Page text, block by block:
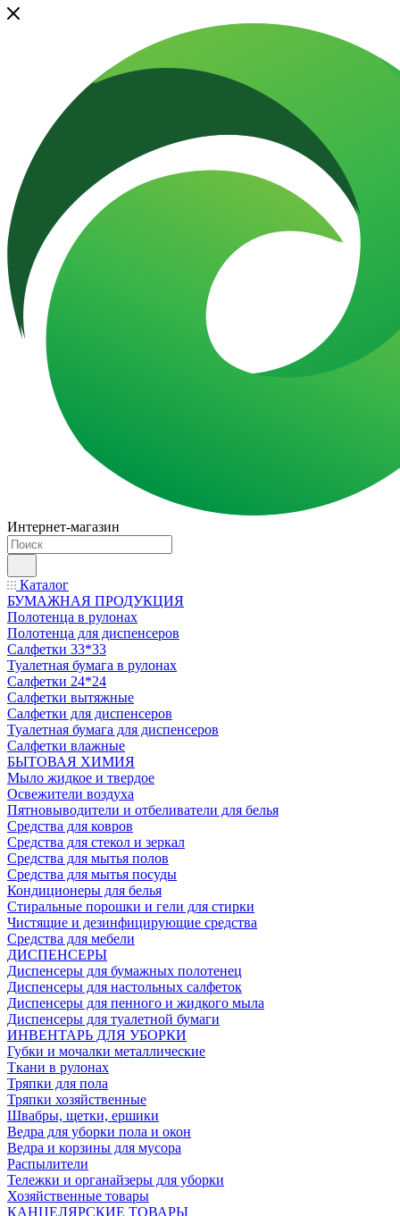
Интернет-магазин
Каталог
БУМАЖНАЯ ПРОДУКЦИЯ
Полотенца в рулонах
Полотенца для диспенсеров
Салфетки 33*33
Туалетная бумага в рулонах
Салфетки 24*24
Салфетки вытяжные
Салфетки для диспенсеров
Туалетная бумага для диспенсеров
Салфетки влажные
БЫТОВАЯ ХИМИЯ
Мыло жидкое и твердое
Освежители воздуха
Пятновыводители и отбеливатели для белья
Средства для ковров
Средства для стекол и зеркал
Средства для мытья полов
Средства для мытья посуды
Кондиционеры для белья
Стиральные порошки и гели для стирки
Чистящие и дезинфицирующие средства
Средства для мебели
ДИСПЕНСЕРЫ
Диспенсеры для бумажных полотенец
Диспенсеры для настольных салфеток
Диспенсеры для пенного и жидкого мыла
Диспенсеры для туалетной бумаги
ИНВЕНТАРЬ ДЛЯ УБОРКИ
Губки и мочалки металлические
Ткани в рулонах
Тряпки для пола
Тряпки хозяйственные
Швабры, щетки, ершики
Ведра для уборки пола и окон
Ведра и корзины для мусора
Распылители
Тележки и органайзеры для уборки
Хозяйственные товары
КАНЦЕЛЯРСКИЕ ТОВАРЫ